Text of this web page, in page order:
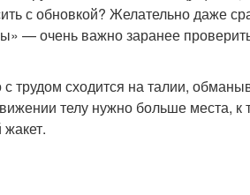
с обновкой? Желательно даже
— очень важно заранее
трудом сходится на талии,
телу нужно больше места, к